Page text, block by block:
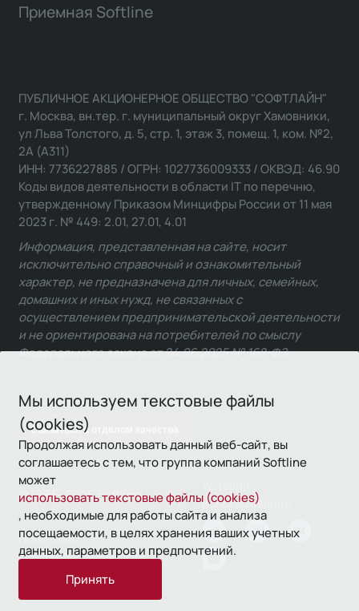
Мы используем текстовые файлы
(cookies)
Продолжая использовать данный веб-сайт, вы
соглашаетесь с тем, что группа компаний Softline
может
использовать текстовые файлы (cookies)
, необходимые для работы сайта и анализа
посещаемости, в целях хранения ваших учетных
данных, параметров и предпочтений.
Принять
Приемная Softline
Связаться с отделом качества
ПУБЛИЧНОЕ АКЦИОНЕРНОЕ ОБЩЕСТВО "СОФТЛАЙН"
г. Москва, вн.тер. г. муниципальный округ Хамовники,
ул Льва Толстого, д. 5, стр. 1, этаж 3, помещ. 1, ком. №2,
2А (А311)
ИНН: 7736227885 / ОГРН: 1027736009333 / ОКВЭД: 46.90
Коды видов деятельности в области IT по перечню,
утвержденному Приказом Минцифры России от 11 мая
2023 г. № 449: 2.01, 27.01, 4.01
Информация, представленная на сайте, носит
исключительно справочный и ознакомительный
характер, не предназначена для личных, семейных,
домашних и иных нужд, не связанных с
осуществлением предпринимательской деятельности
и не ориентирована на потребителей по смыслу
Федерального закона от 24.06.2025 № 168-ФЗ.
© 1993—2026 Softline
использования
Политика
конфиденциальности